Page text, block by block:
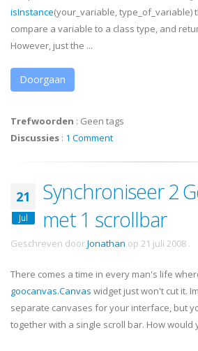
isInstance(your_variable, type_of_variable)
compare a variable to a class type, and
However, just the ...
Doorgaan
Trefwoorden : Geen tags
Discussies : 1 Comment
21
Jul
Synchroniseer 2
met 1 scrollbar
Geschreven doorJonathan op 21 juli 2008 .
There comes a time in every man's life
goocanvas.Canvas widget just won't cut it.
separate canvases for your interface, but
together with a single scroll bar. How would